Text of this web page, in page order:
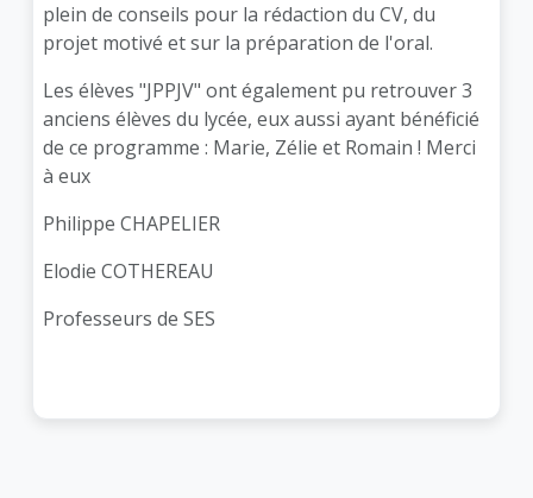
plein de conseils pour la rédaction du CV, du
projet motivé et sur la préparation de l'oral.
Les élèves "JPPJV" ont également pu retrouver 3
anciens élèves du lycée, eux aussi ayant bénéficié
de ce programme : Marie, Zélie et Romain ! Merci
à eux
Philippe CHAPELIER
Elodie COTHEREAU
Professeurs de SES